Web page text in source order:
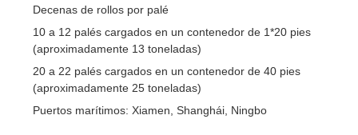
Decenas de rollos por palé
10 a 12 palés cargados en un contenedor de 1*20 pies
(aproximadamente 13 toneladas)
20 a 22 palés cargados en un contenedor de 40 pies
(aproximadamente 25 toneladas)
Puertos marítimos: Xiamen, Shanghái, Ningbo